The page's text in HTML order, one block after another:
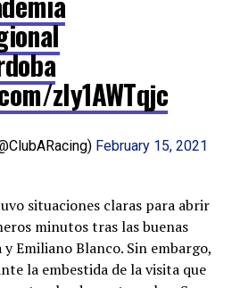
zly1AWTqjc
February 15, 2021
situaciones claras para abrir
minutos tras las buenas
y Emiliano Blanco. Sin embargo,
la embestida de la visita que